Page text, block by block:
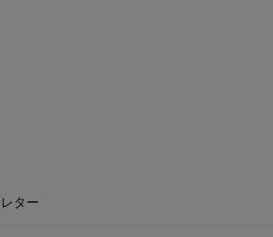
レター